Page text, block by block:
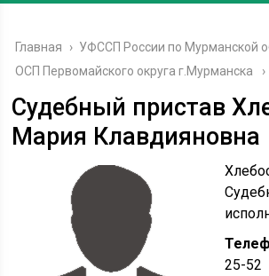
Главная › УФССП России по Мурманской
ОСП Первомайского округа г.Мурманска
Судебный пристав
Мария Клавдияновна
25-52